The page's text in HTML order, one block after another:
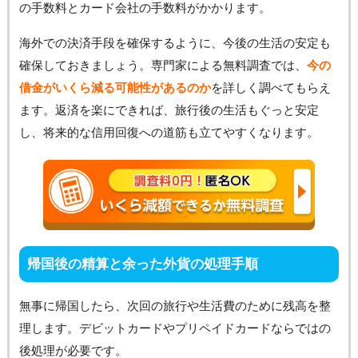
の手数料とカード会社の手数料がかかります。
海外での決済手段を確保するように、今後の生活の安定も
確保しておきましょう。専門家による無料調査では、 今の
借金がいくら減る可能性があるのかを詳しく調べてもらえ
ます。返済を楽にできれば、旅行後の生活もぐっと安定
し、将来的な信用回復への道筋も立てやすくなります。
帰国後の精算と余った外貨の処理手順
無事に帰国したら、次回の旅行や生活費のために残高を整
理します。デビットカードやプリペイドカードならではの
後処理が必要です。